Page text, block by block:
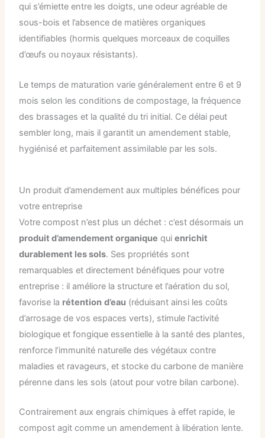
qui s’émiette entre les doigts, une odeur agréable de
sous-bois et l’absence de matières organiques
identifiables (hormis quelques morceaux de coquilles
d’œufs ou noyaux résistants).
Le temps de maturation varie généralement entre 6 et 9
mois selon les conditions de compostage, la fréquence
des brassages et la qualité du tri initial. Ce délai peut
sembler long, mais il garantit un amendement stable,
hygiénisé et parfaitement assimilable par les sols.
Un produit d’amendement aux multiples bénéfices pour
votre entreprise
Votre compost n’est plus un déchet : c’est désormais un
produit d’amendement organique quienrichit
durablement les sols. Ses propriétés sont
remarquables et directement bénéfiques pour votre
entreprise : il améliore la structure et l’aération du sol,
favorise la rétention d’eau (réduisant ainsi les coûts
d’arrosage de vos espaces verts), stimule l’activité
biologique et fongique essentielle à la santé des plantes,
renforce l’immunité naturelle des végétaux contre
maladies et ravageurs, et stocke du carbone de manière
pérenne dans les sols (atout pour votre bilan carbone).
Contrairement aux engrais chimiques à effet rapide, le
compost agit comme un amendement à libération lente.